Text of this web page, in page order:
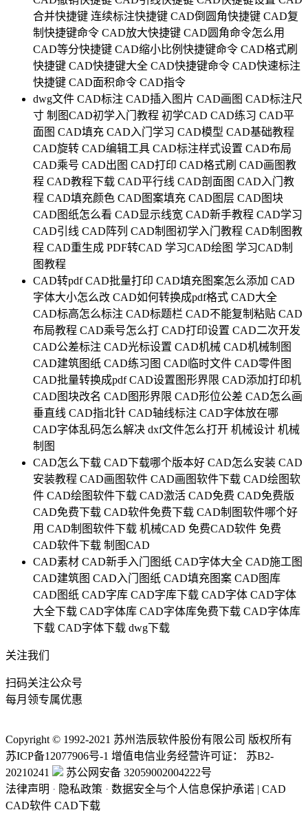
合并快捷键 连续标注快捷键 CAD倒圆角快捷键 CAD复
制快捷键命令 CAD放大快捷键 CAD圆角命令怎么用
CAD等分快捷键 CAD缩小比例快捷键命令 CAD格式刷
快捷键 CAD快捷键大全 CAD快捷键命令 CAD快速标注
快捷键 CAD面积命令 CAD指令
dwg文件 CAD标注 CAD插入图片 CAD画图 CAD标注尺
寸 制图CAD初学入门教程 初学CAD CAD练习 CAD平
面图 CAD填充 CAD入门学习 CAD模型 CAD基础教程
CAD旋转 CAD编辑工具 CAD标注样式设置 CAD布局
CAD乘号 CAD出图 CAD打印 CAD格式刷 CAD画图教
程 CAD教程下载 CAD平行线 CAD剖面图 CAD入门教
程 CAD填充颜色 CAD图案填充 CAD图层 CAD图块
CAD图纸怎么看 CAD显示线宽 CAD新手教程 CAD学习
CAD引线 CAD阵列 CAD制图初学入门教程 CAD制图教
程 CAD重生成 PDF转CAD 学习CAD绘图 学习CAD制
图教程
CAD转pdf CAD批量打印 CAD填充图案怎么添加 CAD
字体大小怎么改 CAD如何转换成pdf格式 CAD大全
CAD标高怎么标注 CAD标题栏 CAD不能复制粘贴 CAD
布局教程 CAD乘号怎么打 CAD打印设置 CAD二次开发
CAD公差标注 CAD光标设置 CAD机械 CAD机械制图
CAD建筑图纸 CAD练习图 CAD临时文件 CAD零件图
CAD批量转换成pdf CAD设置图形界限 CAD添加打印机
CAD图块改名 CAD图形界限 CAD形位公差 CAD怎么画
垂直线 CAD指北针 CAD轴线标注 CAD字体放在哪
CAD字体乱码怎么解决 dxf文件怎么打开 机械设计 机械
制图
CAD怎么下载 CAD下载哪个版本好 CAD怎么安装 CAD
安装教程 CAD画图软件 CAD画图软件下载 CAD绘图软
件 CAD绘图软件下载 CAD激活 CAD免费 CAD免费版
CAD免费下载 CAD软件免费下载 CAD制图软件哪个好
用 CAD制图软件下载 机械CAD 免费CAD软件 免费
CAD软件下载 制图CAD
CAD素材 CAD新手入门图纸 CAD字体大全 CAD施工图
CAD建筑图 CAD入门图纸 CAD填充图案 CAD图库
CAD图纸 CAD字库 CAD字库下载 CAD字体 CAD字体
大全下载 CAD字体库 CAD字体库免费下载 CAD字体库
下载 CAD字体下载 dwg下载
关注我们
扫码关注公众号
每月领专属优惠
Copyright © 1992-2021 苏州浩辰软件股份有限公司 版权所有
苏ICP备12077906号-1 增值电信业务经营许可证： 苏B2-
20210241
苏公网安备 32059002004222号
法律声明 · 隐私政策 · 数据安全与个人信息保护承诺 | CAD
CAD软件 CAD下载